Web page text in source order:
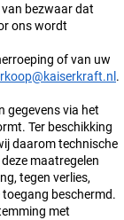
bezwaar dat
ons wordt
of van uw
.
gegevens via het
Ter beschikking
daarom technische
maatregelen
tegen verlies,
beschermd.
met